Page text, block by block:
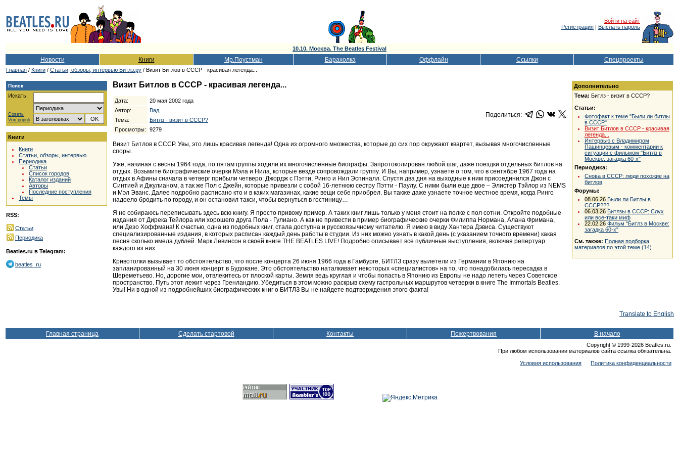
Войти на сайт
Регистрация | Выслать пароль
10.10. Москва. The Beatles Festival
Новости Книги Мр.Поустман Барахолка Оффлайн Ссылки Спецпроекты
Главная / Книги / Cтатьи, обзоры, интервью Битлз.ру / Визит Битлов в СССР - красивая легенда...
Поиск
Искать:
Советы
Vox populi
Книги
Книги
Статьи, обзоры, интервью
Периодика
Статьи
Список городов
Каталог изданий
Авторы
Последние поступления
Темы
RSS:
Статьи
Периодика
Beatles.ru в Telegram:
beatles_ru
Визит Битлов в СССР - красивая легенда...
Дата:
20 мая 2002 года
Автор:
Вад
Тема:
Битлз - визит в СССР?
Просмотры:
9279
Поделиться:
Визит Битлов в СССР. Увы, это лишь красивая легенда! Одна из огромного множества, которые до сих пор окружают квартет, вызывая многочисленные
споры.
Уже, начиная с весны 1964 года, по пятам группы ходили их многочисленные биографы. Запротоколирован любой шаг, даже поездки отдельных битлов на
отдых. Возьмите биографические очерки Мэла и Нила, которые везде сопровождали группу. И Вы, например, узнаете о том, что в сентябре 1967 года на
отдых в Афины сначала в четверг прибыли четверо: Джордж с Пэтти, Ринго и Нил Эспиналл. Спустя два дня на выходные к ним присоединился Джон с
Синтией и Джулианом, а так же Пол с Джейн, которые привезли с собой 16-летнюю сестру Пэтти - Паулу. С ними были еще двое – Элистер Тэйлор из NEMS
и Мэл Эванс. Далее подробно расписано кто и в каких магазинах, какие вещи себе приобрел. Вы также даже узнаете точное местное время, когда Ринго
надоело бродить по городу, и он остановил такси, чтобы вернуться в гостиницу…
Я не собираюсь переписывать здесь всю книгу. Я просто привожу пример. А таких книг лишь только у меня стоит на полке с пол сотни. Откройте подобные
издания от Дирека Тейлора или хорошего друга Пола - Гулиано. А как не привести в пример биографические очерки Филиппа Нормана, Алана Фримана,
или Дезо Хоффмана! К счастью, одна из подобных книг, стала доступна и русскоязычному читателю. Я имею в виду Хантера Дэвиса. Существуют
специализированные издания, в которых расписан каждый день работы в студии. Из них можно узнать в какой день (с указанием точного времени) какая
песня сколько имела дублей. Марк Левинсон в своей книге THE BEATLES LIVE! Подробно описывает все публичные выступления, включая репертуар
каждого из них.
Кривотолки вызывает то обстоятельство, что после концерта 26 июня 1966 года в Гамбурге, БИТЛЗ сразу вылетели из Германии в Японию на
запланированный на 30 июня концерт в Будокане. Это обстоятельство наталкивает некоторых «специалистов» на то, что понадобилась пересадка в
Шереметьево. Но, дорогие мои, отвлекитесь от плоской карты. Земля ведь круглая и чтобы попасть в Японию из Европы не надо лететь через Советское
пространство. Путь этот лежит через Гренландию. Убедиться в этом можно раскрыв схему гастрольных маршрутов четверки в книге The Immortals Beatles.
Увы! Ни в одной из подробнейших биографических книг о БИТЛЗ Вы не найдете подтверждения этого факта!
Дополнительно
Тема: Битлз - визит в СССР?
Статьи:
Фотофакт к теме "Были ли битлы
в СССР"
Визит Битлов в СССР - красивая
легенда...
Интервью с Владимиром
Пашинцевым - комментарии к
ситуации с фильмом "Битлз в
Москве: загадка 60-х"
Периодика:
Снова в СССР: люди похожие на
битлов
Форумы:
08.06.26 Были ли Битлы в
СССР???
06.03.26 Битлзы в СССР: Слух
или все-таки миф
22.02.26 Фильм "Битлз в Москве:
загадка 60-х"
См. также: Полная подборка
материалов по этой теме (14)
Translate to English
Главная страница Сделать стартовой Контакты Пожертвования В начало
Copyright © 1999-2026 Beatles.ru.
При любом использовании материалов сайта ссылка обязательна.
Условия использования
Политика конфиденциальности